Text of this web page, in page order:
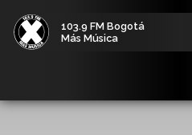
103.9 FM Bogotá
Más Música